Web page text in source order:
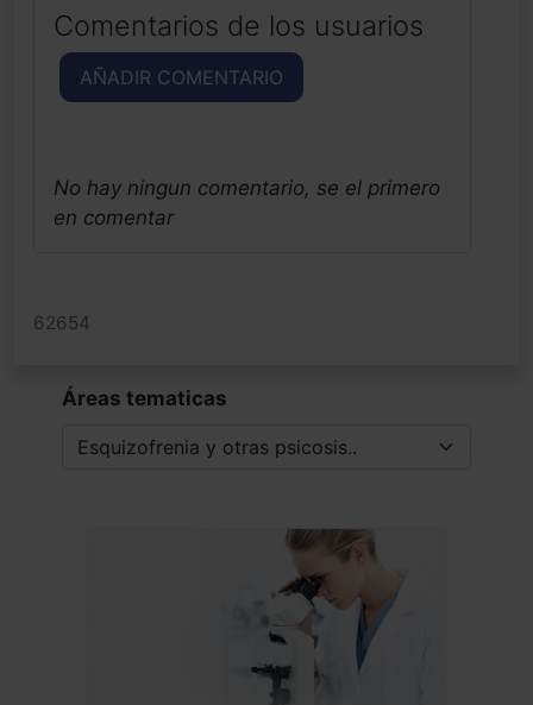
Comentarios de los usuarios
AÑADIR COMENTARIO
No hay ningun comentario, se el primero
en comentar
62654
Áreas tematicas